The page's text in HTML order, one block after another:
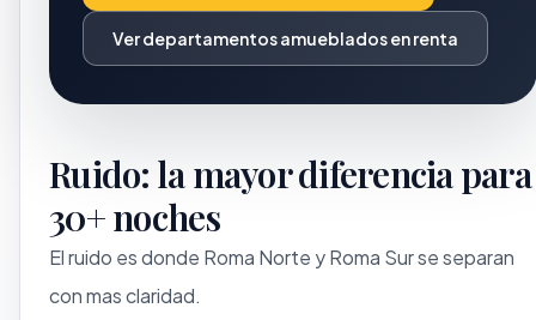
Ver departamentos amueblados en renta
Ruido: la mayor diferencia para
30+ noches
El ruido es donde Roma Norte y Roma Sur se separan
con mas claridad.